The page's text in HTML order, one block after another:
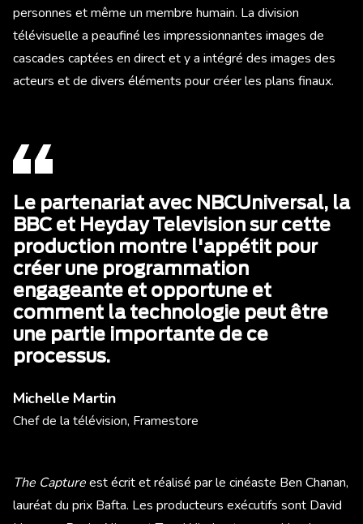
personnes et même un membre humain. La division
télévisuelle a peaufiné les impressionnantes images de
cascades captées en direct et y a intégré des images des
acteurs et de divers éléments pour créer les plans finaux.
Le partenariat avec NBCUniversal, la
BBC et Heyday Television sur cette
production montre l'appétit pour
créer une programmation
engageante et opportune et
comment la technologie peut être
une partie importante de ce
processus.
Michelle Martin
Chef de la télévision, Framestore
The Captureest écrit et réalisé par le cinéaste Ben Chanan,
lauréat du prix Bafta. Les producteurs exécutifs sont David